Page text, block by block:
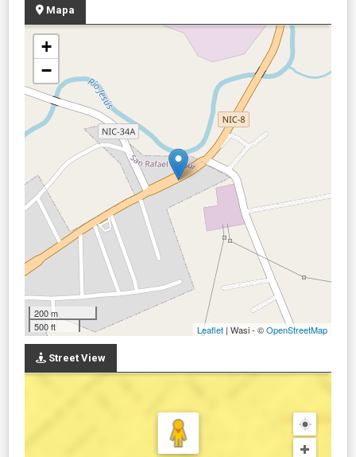
Mapa
+
−
200 m
500 ft
Leaflet | Wasi - ©OpenStreetMap
Street View